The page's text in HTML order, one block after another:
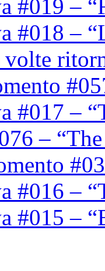
#019 –
#018 –
#017 –
–
#016 –
#015 –